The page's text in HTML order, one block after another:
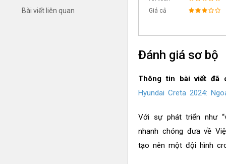
Bài viết liên quan
Giá cả
Đánh giá sơ bộ
Thông tin bài viết đã
Hyundai Creta 2024:
Với sự phát triển như
nhanh chóng đưa về
tạo nên một đội hình